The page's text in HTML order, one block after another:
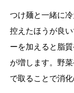
つけ麺と一緒に
控えたほうが良
ーを加えると脂
が増します。野
で取ることで消